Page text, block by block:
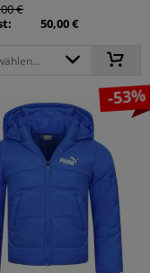
€
50,00 €
-53%